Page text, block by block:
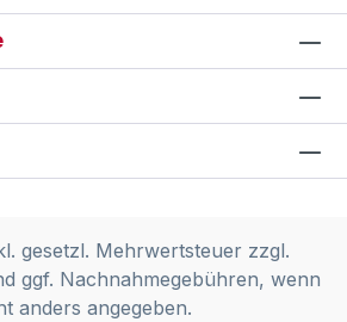
gesetzl. Mehrwertsteuer zzgl.
ggf. Nachnahmegebühren, wenn
anders angegeben.